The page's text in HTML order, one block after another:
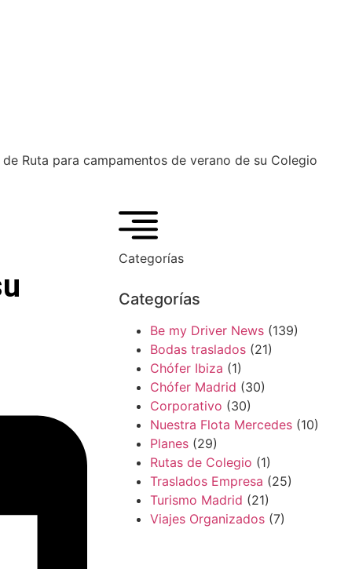
Ruta para campamentos de verano de su Colegio
Categorías
Categorías
Be my Driver News (139)
Bodas traslados (21)
Chófer Ibiza (1)
Chófer Madrid (30)
Corporativo (30)
Nuestra Flota Mercedes (10)
Planes (29)
Rutas de Colegio (1)
Traslados Empresa (25)
Turismo Madrid (21)
Viajes Organizados (7)